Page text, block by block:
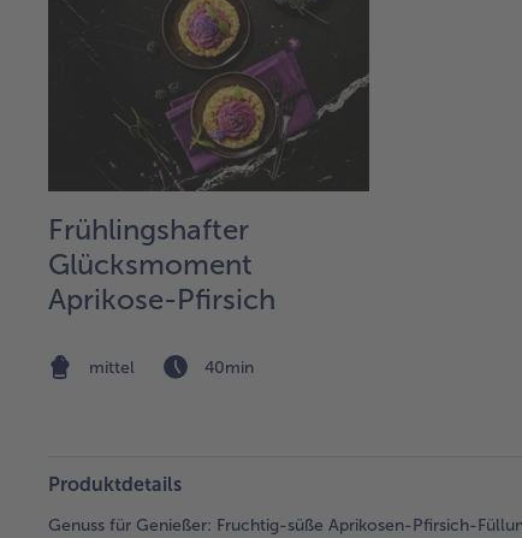
Frühlingshafter
Glücksmoment
Aprikose-Pfirsich
mittel 40min
Produktdetails
Genuss für Genießer: Fruchtig-süße Aprikosen-Pfirsich-